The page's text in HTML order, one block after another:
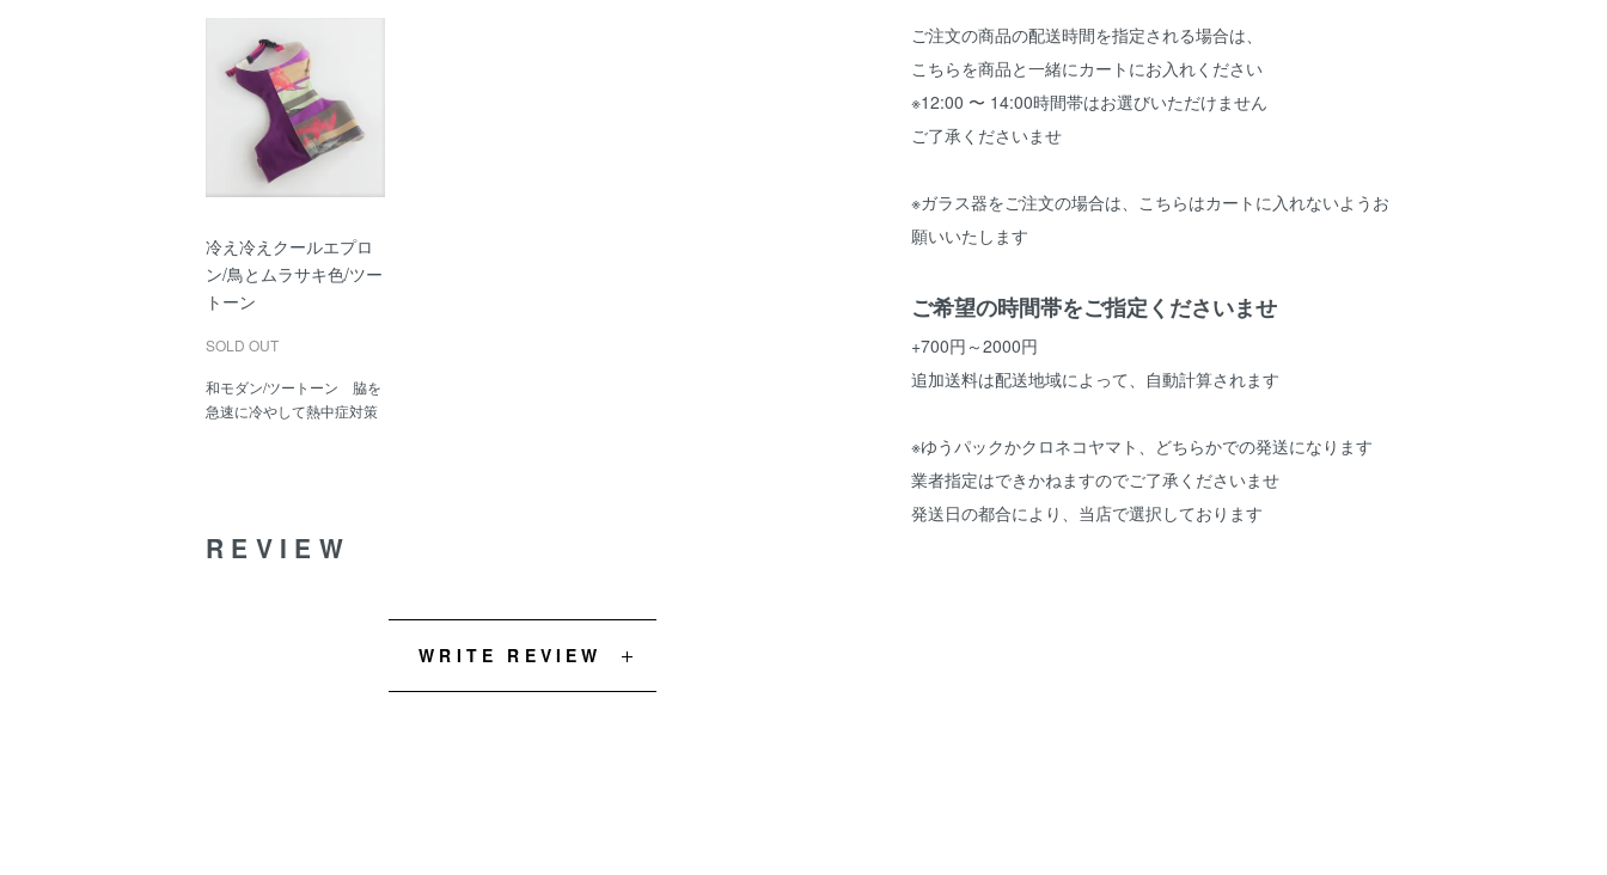
ご注文の商品の配送時間を指定される場合は、
こちらを商品と一緒にカートにお入れください
※12:00 〜 14:00時間帯はお選びいただけません
ご了承くださいませ
※ガラス器をご注文の場合は、こちらはカートに入れないようお
願いいたします
ご希望の時間帯をご指定くださいませ
+700円～2000円
追加送料は配送地域によって、自動計算されます
※ゆうパックかクロネコヤマト、どちらかでの発送になります
業者指定はできかねますのでご了承くださいませ
発送日の都合により、当店で選択しております
冷え冷えクールエプロ
ン/鳥とムラサキ色/ツー
トーン
SOLD OUT
和モダン/ツートーン 脇を
急速に冷やして熱中症対策
REVIEW
WRITE REVIEW